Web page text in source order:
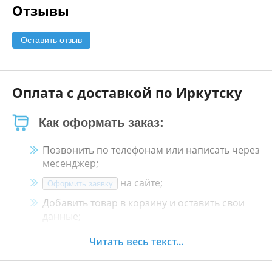
Отзывы
Оставить отзыв
Оплата с доставкой по Иркутску
Как оформать заказ:
Позвонить по телефонам или написать через
месенджер;
Оформить заявку
на сайте;
Добавить товар в корзину и оставить свои
данные;
Менеджер свяжется с Вами в течение 30
Читать весь текст...